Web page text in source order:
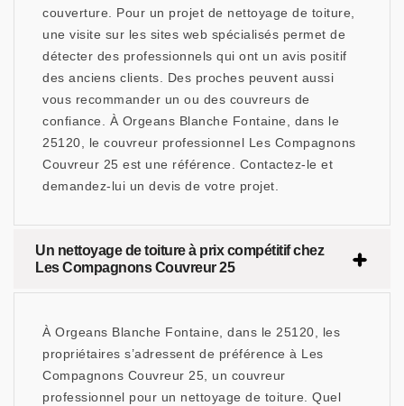
couverture. Pour un projet de nettoyage de toiture,
une visite sur les sites web spécialisés permet de
détecter des professionnels qui ont un avis positif
des anciens clients. Des proches peuvent aussi
vous recommander un ou des couvreurs de
confiance. À Orgeans Blanche Fontaine, dans le
25120, le couvreur professionnel Les Compagnons
Couvreur 25 est une référence. Contactez-le et
demandez-lui un devis de votre projet.
Un nettoyage de toiture à prix compétitif chez
Les Compagnons Couvreur 25
À Orgeans Blanche Fontaine, dans le 25120, les
propriétaires s’adressent de préférence à Les
Compagnons Couvreur 25, un couvreur
professionnel pour un nettoyage de toiture. Quel